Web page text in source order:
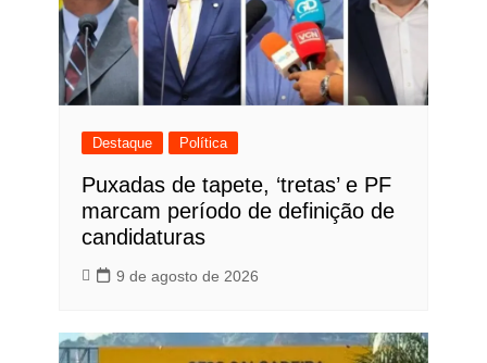
Destaque Política
Puxadas de tapete, ‘tretas’ e PF
marcam período de definição de
candidaturas
9 de agosto de 2026